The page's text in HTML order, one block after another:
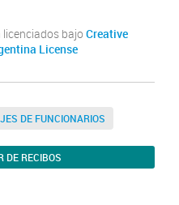
licenciados bajo Creative
License
DE FUNCIONARIOS
DE RECIBOS